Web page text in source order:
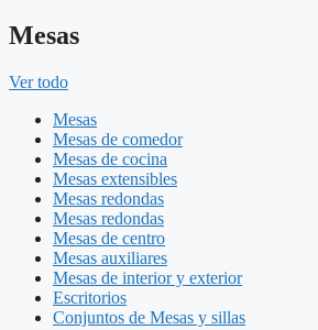
Mesas
Ver todo
Mesas
Mesas de comedor
Mesas de cocina
Mesas extensibles
Mesas redondas
Mesas redondas
Mesas de centro
Mesas auxiliares
Mesas de interior y exterior
Escritorios
Conjuntos de Mesas y sillas